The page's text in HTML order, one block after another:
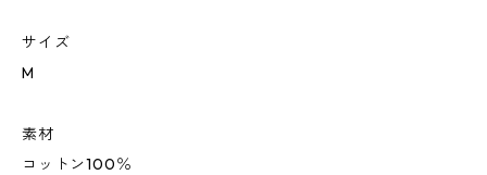
サイズ
M
素材
コットン100％